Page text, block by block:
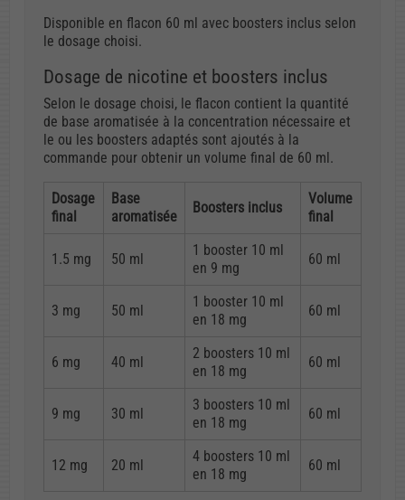
Disponible en flacon 60 ml avec boosters inclus selon
le dosage choisi.
Dosage de nicotine et boosters inclus
Selon le dosage choisi, le flacon contient la quantité
de base aromatisée à la concentration nécessaire et
le ou les boosters adaptés sont ajoutés à la
commande pour obtenir un volume final de 60 ml.
Dosage
final
Base
aromatisée
Boosters inclus
Volume
final
1.5 mg 50 ml
1 booster 10 ml
en 9 mg
60 ml
3 mg 50 ml
1 booster 10 ml
en 18 mg
60 ml
6 mg 40 ml
2 boosters 10 ml
en 18 mg
60 ml
9 mg 30 ml
3 boosters 10 ml
en 18 mg
60 ml
12 mg 20 ml
4 boosters 10 ml
en 18 mg
60 ml